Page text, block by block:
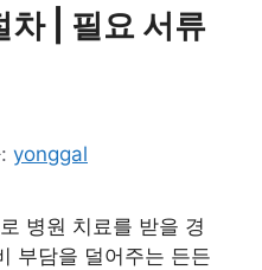
차 | 필요 서류
yonggal
병원 치료를 받을 경
부담을 덜어주는 든든